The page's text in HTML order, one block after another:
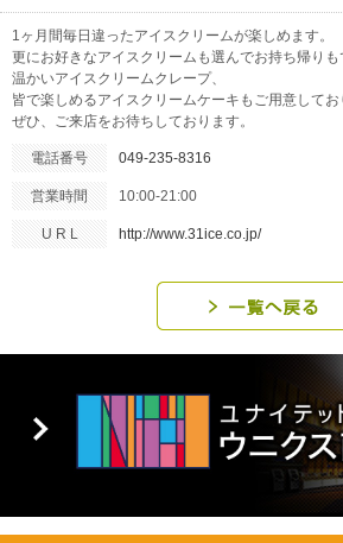
1ヶ月間毎日違ったアイスクリームが楽しめます。
更にお好きなアイスクリームも選んでお持ち帰りも
温かいアイスクリームクレープ、
皆で楽しめるアイスクリームケーキもご用意してお
ぜひ、ご来店をお待ちしております。
電話番号 049-235-8316
営業時間 10:00-21:00
U R L http://www.31ice.co.jp/